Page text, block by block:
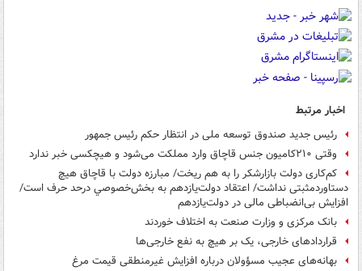
اخبار مرتبط
رئیس جدید صندوق توسعه ملی در انتظار حکم رئیس جمهور
وقتی ۲۱۰کامیون جنس قاچاق وارد مملکت می‌شود و هیچکسی خبر ندارد
کم‌کاری دولت بازارشکر را به‎ هم ریخت/ مبارزه دولت با قاچاق هیچ
دستاوردمثبتی نداشت/ اعتقاد دولت‌یازدهم به بخش‌خصوصي درحد حرف است/
افزایش بی‌انضباطی مالی در دولت‌یازدهم
بانک مرکزی و وزارت صنعت به اختلاف خوردند
قراردادهای خارجی، یک بر هیچ به نفع خارجی‌ها
بهانه‌های عجیب مسؤولان درباره افزایش غیرمنطقی قیمت مرغ